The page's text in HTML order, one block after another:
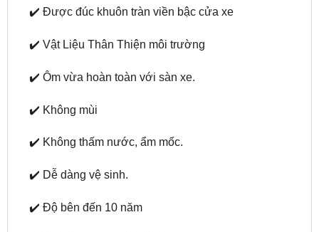
✔️ Vật Liệu Thân Thiện môi trường
✔️ Ôm vừa hoàn toàn với sàn xe.
✔️ Không mùi
✔️ Không thấm nước, ẩm mốc.
✔️ Dễ dàng vệ sinh.
✔️ Độ bên đến 10 năm
✔️ An toàn cho người sử dụng